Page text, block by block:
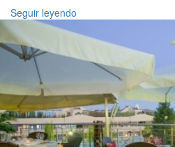
Seguir leyendo